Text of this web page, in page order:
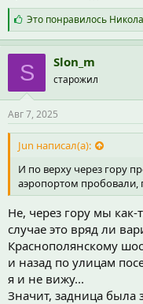
С
и
м
п
а
т
и
:
Это понравилось
S Slon_m
старожил
Авг 7, 2025
Jun написал(а):
И по верху через гору
аэропортом пробовали,
Не, через гору мы
случае это вряд ли
Краснополянскому
и назад по улицам
я и не вижу...
Значит, задница была